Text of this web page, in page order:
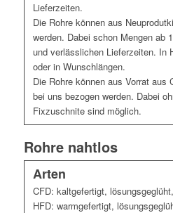
Lieferzeiten.
Die Rohre können aus
werden. Dabei schon Mengen ab
und verlässlichen Lieferzeiten. In
oder in Wunschlängen.
Die Rohre können aus Vorrat aus
bei uns bezogen werden. Dabei
Fixzuschnite sind möglich.
Rohre nahtlos
Arten
CFD: kaltgefertigt,
HFD: warmgefertigt,